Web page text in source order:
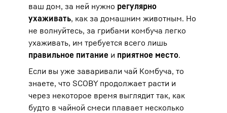
ваш дом, за ней нужно регулярно
ухаживать, как за домашним животным. Но
не волнуйтесь, за грибами комбуча легко
ухаживать, им требуется всего лишь
правильное питание и приятное место.
Если вы уже заваривали чай Комбуча, то
знаете, что SCOBY продолжает расти и
через некоторое время выглядит так, как
будто в чайной смеси плавает несколько